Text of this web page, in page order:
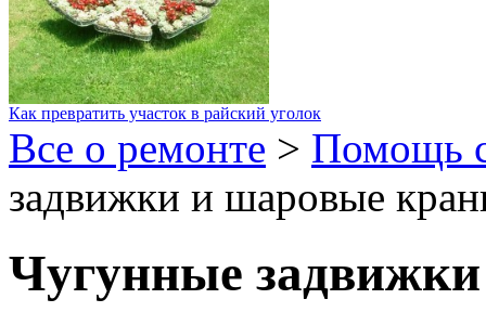
Как превратить участок в райский уголок
Все о ремонте > Помощь
задвижки и шаровые
Чугунные